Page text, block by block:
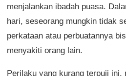
menjalankan ibadah puasa.
hari, seseorang mungkin tidak
perkataan atau perbuatannya
menyakiti orang lain.
Perilaku yang kurang terpuji ini,